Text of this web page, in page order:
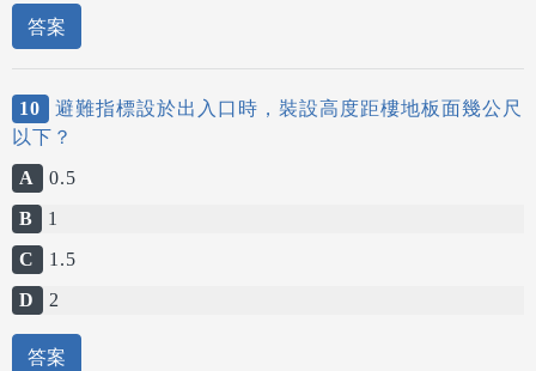
答案
10
避難指標設於出入口時，裝設高度距樓地板面幾公尺
以下？
A
0.5
B
1
C
1.5
D
2
答案